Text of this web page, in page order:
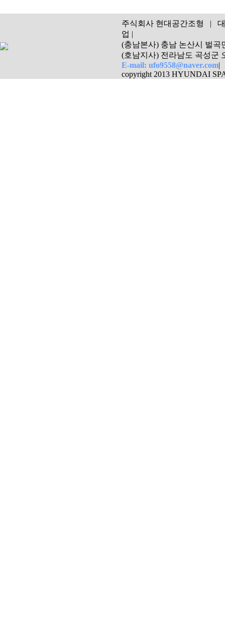
주식회사 현대공간조형 | 대
업 |
(충남본사) 충남 논산시 벌곡
(호남지사) 전라남도 곡성군
E-mail: ufo9558@naver.com|
copyright 2013 HYUNDAI